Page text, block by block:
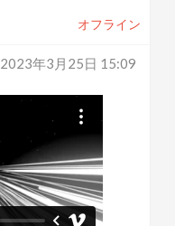
オフライン
2023年3月25日 15:09